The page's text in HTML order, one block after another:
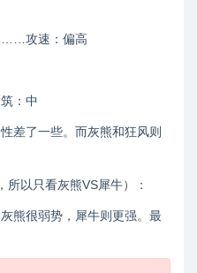
攻速：偏高
：中
差了一些。而灰熊和狂风则
以只看灰熊VS犀牛）：
熊很弱势，犀牛则更强。最